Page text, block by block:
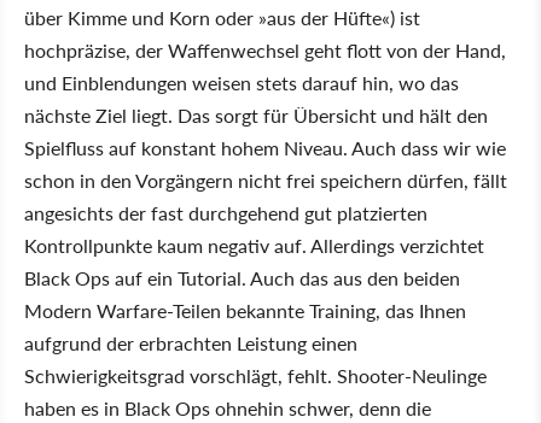
über Kimme und Korn oder »aus der Hüfte«) ist
hochpräzise, der Waffenwechsel geht flott von der Hand,
und Einblendungen weisen stets darauf hin, wo das
nächste Ziel liegt. Das sorgt für Übersicht und hält den
Spielfluss auf konstant hohem Niveau. Auch dass wir wie
schon in den Vorgängern nicht frei speichern dürfen, fällt
angesichts der fast durchgehend gut platzierten
Kontrollpunkte kaum negativ auf. Allerdings verzichtet
Black Ops auf ein Tutorial. Auch das aus den beiden
Modern Warfare-Teilen bekannte Training, das Ihnen
aufgrund der erbrachten Leistung einen
Schwierigkeitsgrad vorschlägt, fehlt. Shooter-Neulinge
haben es in Black Ops ohnehin schwer, denn die